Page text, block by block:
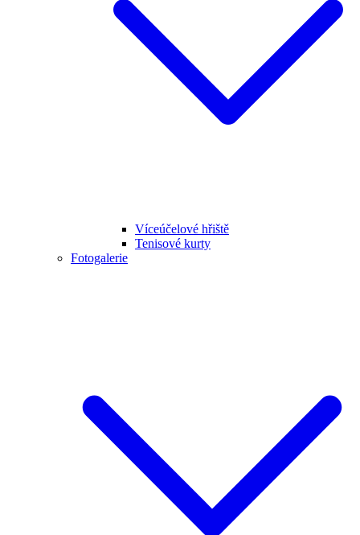
Víceúčelové hřiště
Tenisové kurty
Fotogalerie